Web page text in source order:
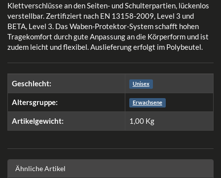
Klettverschlüsse an den Seiten- und Schulterpartien, lückenlos
verstellbar. Zertifiziert nach EN 13158-2009, Level 3 und
BETA, Level 3. Das Waben-Protektor-System schafft hohen
Tragekomfort durch gute Anpassung an die Körperform und ist
zudem leicht und flexibel. Auslieferung erfolgt im Polybeutel.
Geschlecht: Unisex
Altersgruppe: Erwachsene
Artikelgewicht: 1,00 Kg
Ähnliche Artikel